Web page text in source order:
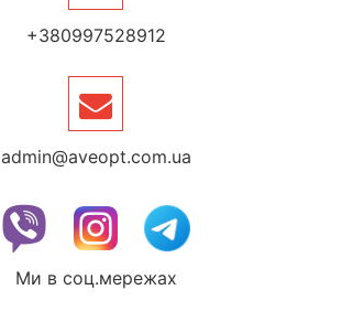
+380997528912
admin@aveopt.com.ua
Ми в соц.мережах